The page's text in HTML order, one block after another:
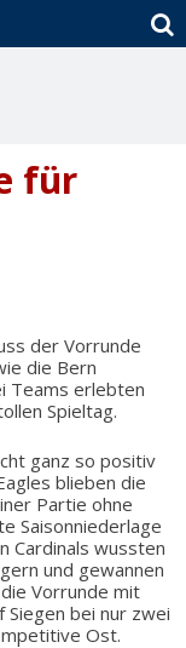
für
der Vorrunde
die Bern
Teams erlebten
Spieltag.
ganz so positiv
blieben die
Partie ohne
Saisonniederlage
Cardinals wussten
und gewannen
Vorrunde mit
bei nur zwei
Ost.